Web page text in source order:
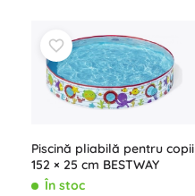
Piscină pliabilă pentru copii
152 × 25 cm BESTWAY
În stoc